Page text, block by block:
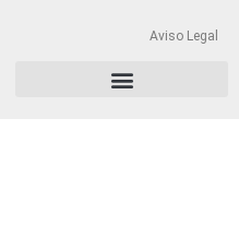
Aviso Legal